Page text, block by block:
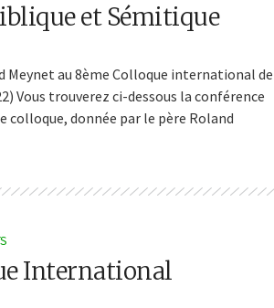
et Sémitique
Meynet au 8ème Colloque international de
Vous trouverez ci-dessous la conférence
colloque, donnée par le père Roland
International